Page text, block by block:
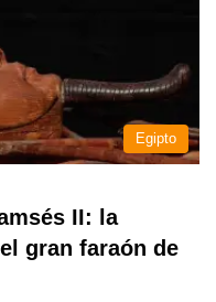
Egipto
II: la
gran faraón de